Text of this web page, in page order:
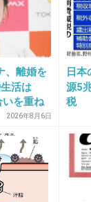
つそう
、離婚を
活は
いを重ね
2026年8月6日
日
源5
税